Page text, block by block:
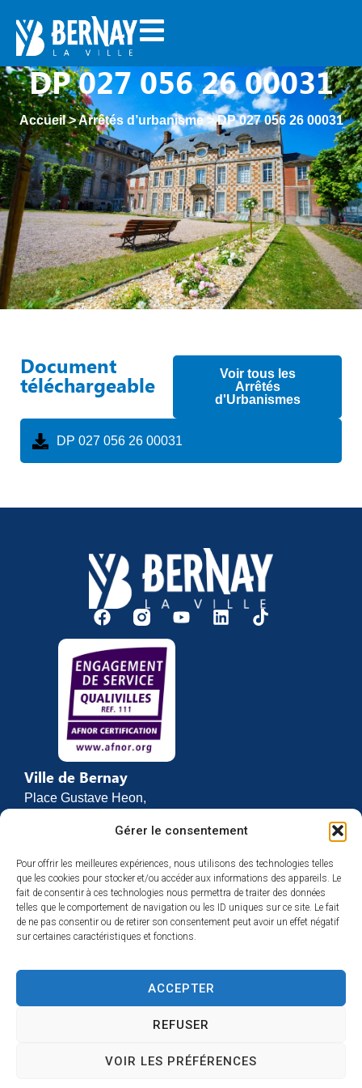
Gérer le consentement
Pour offrir les meilleures expériences, nous utilisons des technologies telles
que les cookies pour stocker et/ou accéder aux informations des appareils. Le
fait de consentir à ces technologies nous permettra de traiter des données
telles que le comportement de navigation ou les ID uniques sur ce site. Le fait
de ne pas consentir ou de retirer son consentement peut avoir un effet négatif
sur certaines caractéristiques et fonctions.
ACCEPTER
REFUSER
VOIR LES PRÉFÉRENCES
DP 027 056 26 00031
Accueil>Arrêtés d’urbanisme>DP 027 056 26 00031
Document
téléchargeable
Voir tous les
Arrêtés
d'Urbanismes
DP 027 056 26 00031
Ville de Bernay
Place Gustave Heon,
27307 BERNAY
02 32 46 63 00
Contact
Horaires d’ouverture
Du lundi au vendredi :
et de 13h30 à 17h